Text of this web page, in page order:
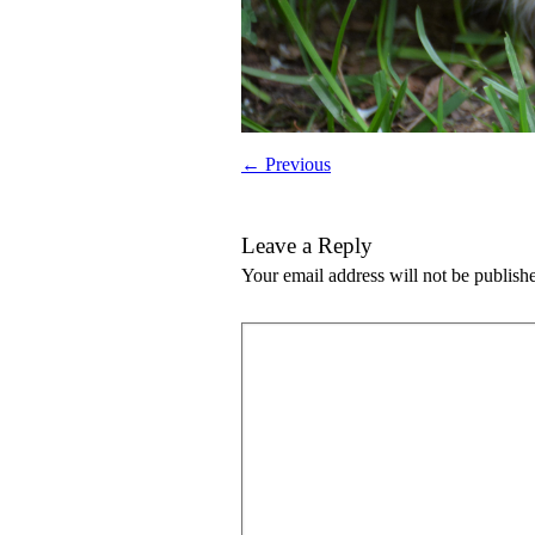
← Previous
Leave a Reply
Your email address will not be